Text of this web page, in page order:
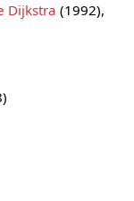
Dijkstra (1992),